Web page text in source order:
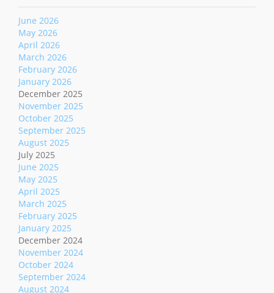
June 2026
May 2026
April 2026
March 2026
February 2026
January 2026
December 2025
November 2025
October 2025
September 2025
August 2025
July 2025
June 2025
May 2025
April 2025
March 2025
February 2025
January 2025
December 2024
November 2024
October 2024
September 2024
August 2024